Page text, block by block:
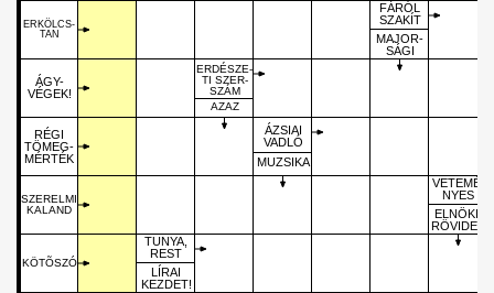
ERKÖLCS-
TAN
ÁGY-
VÉGEK!
RÉGI
TÖMEG-
MÉRTÉK
SZERELMI
KALAND
KÖTÕSZÓ
TUNYA,
REST
LÍRAI
KEZDET!
ERDÉSZE-
TI SZER-
SZÁM
AZAZ
ÁZSIAI
VADLÓ
MUZSIKA
FÁRÓL
SZAKÍT
MAJOR-
SÁGI
VETEMÉ-
NYES
ELNÖKI,
RÖVIDEN